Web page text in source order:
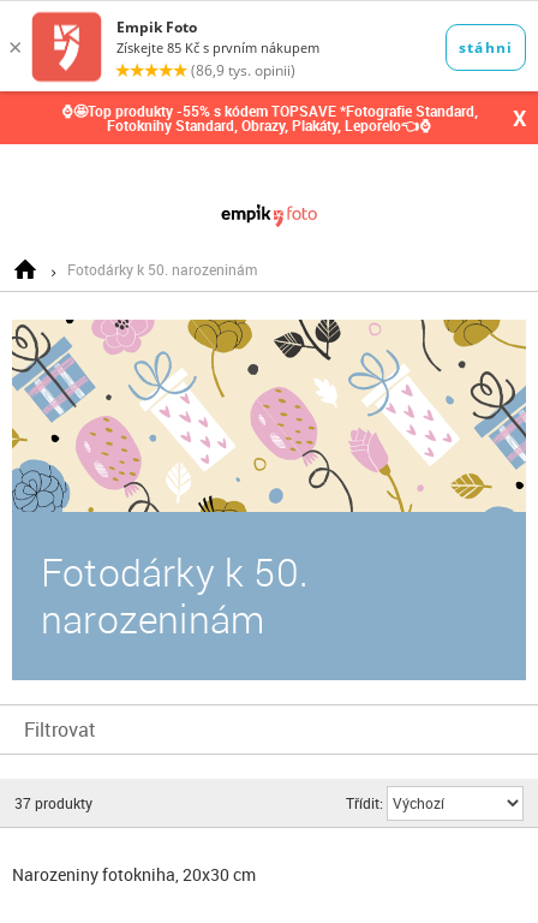
⌚🤩Top produkty -55% s kódem TOPSAVE *Fotografie Standard,
Fotoknihy Standard, Obrazy, Plakáty, Leporelo👈⌚ X
Fotodárky k 50. narozeninám
Fotodárky k 50.
narozeninám
Filtrovat
37produkty Třídit:
Narozeniny fotokniha, 20x30 cm